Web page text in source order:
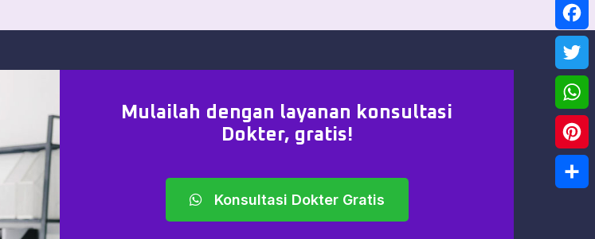
Mulailah dengan layanan konsultasi
Dokter, gratis!
Konsultasi Dokter Gratis